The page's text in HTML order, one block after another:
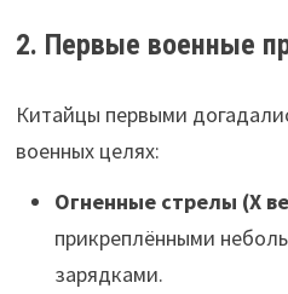
2. Первые военные
Китайцы первыми
военных целях:
Огненные стрелы (X
прикреплёнными
зарядками.